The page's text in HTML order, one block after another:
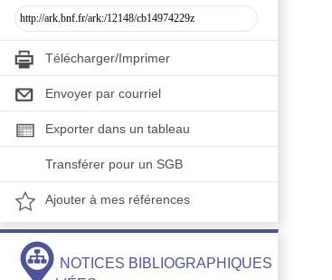
Télécharger/Imprimer
Envoyer par courriel
Exporter dans un tableau
Transférer pour un SGB
Ajouter à mes références
NOTICES BIBLIOGRAPHIQUES